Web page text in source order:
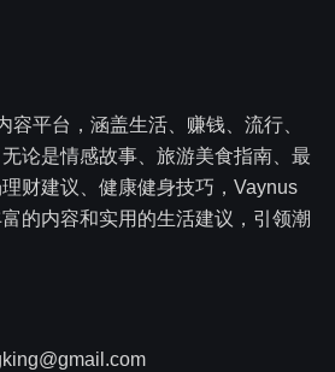
容平台，涵盖生活、赚钱、流行、
论是情感故事、旅游美食指南、最
财建议、健康健身技巧，Vaynus
的内容和实用的生活建议，引领潮